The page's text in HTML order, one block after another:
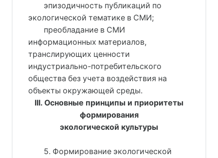
эпизодичность публикаций по
экологической тематике в СМИ;
преобладание в СМИ
информационных материалов,
транслирующих ценности
индустриально-потребительского
общества без учета воздействия на
объекты окружающей среды.
III. Основные принципы и приоритеты
формирования
экологической культуры
5. Формирование экологической